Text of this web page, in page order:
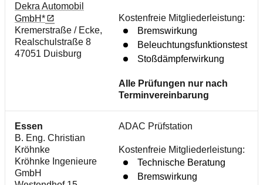
Dekra Automobil
GmbH*
Kremerstraße / Ecke,
Realschulstraße 8
47051 Duisburg
Kostenfreie Mitgliederleistung:
Bremswirkung
Beleuchtungsfunktionstest
Stoßdämpferwirkung
Alle Prüfungen nur nach
Terminvereinbarung
Essen
B. Eng. Christian
Kröhnke
Kröhnke Ingenieure
GmbH
ADAC Prüfstation
Kostenfreie Mitgliederleistung:
Technische Beratung
Bremswirkung